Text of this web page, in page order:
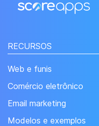
RECURSOS
Web e funis
Comércio eletrônico
Email marketing
Modelos e exemplos